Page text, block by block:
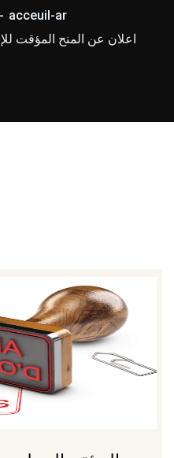
acceuil-ar
اعلان عن المنح المؤقت